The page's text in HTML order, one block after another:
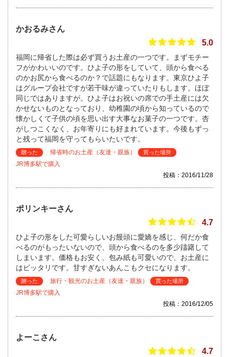
かおるみさん
5.0
福岡に帰省した際は必ず買うお土産の一つです。まずモチー
フがかわいいのです。ひよ子の形をしていて、頭から食べる
のかお尻から食べるのか？で話題にもなります。東京ひよ子
はグループ会社ですが若干味が違っていたりもします。ほぼ
同じではありますが。ひよ子はお祝いの席での手土産には欠
かせないものとなっており、幼稚園の頃から知っているので
懐かしくて子供の頃を思い出す大事なお菓子の一つです。杏
がしつこくなく、お年寄りにも好まれています。今後もずっ
と残って福岡を守ってもらいたいです。
贈った 帰省時のお土産（友達・親族） 買った場所
JR博多駅で購入
投稿：2016/11/28
ポリンキーさん
4.7
ひよ子の形をした可愛らしいお饅頭に愛嬌を感じ、何だか食
べるのがもったいないので、頭から食べるのを多少躊躇して
しまいます。価格もお安く、包み紙も可愛いので、お土産に
はピッタリです。甘すぎないあんこもクセになります。
贈った 旅行・観光のお土産（友達・親族） 買った場所
JR博多駅で購入
投稿：2016/12/05
よーこさん
4.7